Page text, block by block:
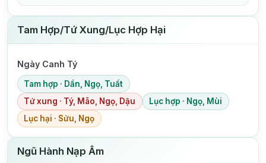
Tam Hợp/Tứ Xung/Lục Hợp Hại
Ngày Canh Tý
Tam hợp · Dần, Ngọ, Tuất
Tứ xung · Tý, Mão, Ngọ, Dậu
Lục hợp · Ngọ, Mùi
Lục hại · Sửu, Ngọ
Ngũ Hành Nạp Âm